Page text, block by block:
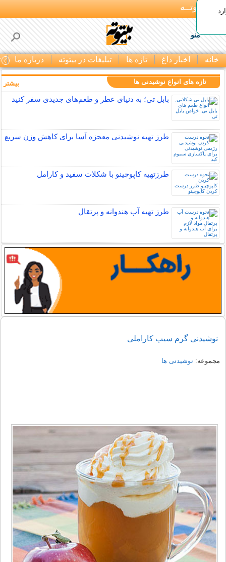
بـیتوتــه
منو
خانه اخبار داغ تازه ها تبلیغات در بیتوته درباره ما
تازه های انواع نوشیدنی ها
بابل تی؛ به دنیای عطر و طعم‌های جدیدی سفر کنید
طرز تهیه نوشیدنی معجزه آسا برای کاهش وزن سریع
طرزتهیه کاپوچینو با شکلات سفید و کارامل
طرز تهیه آب هندوانه و پرتقال
بیشتر
نوشیدنی گرم سیب کاراملی
مجموعه: نوشیدنی ها